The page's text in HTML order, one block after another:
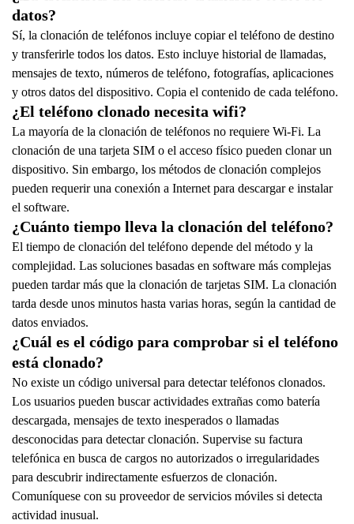
datos?
Sí, la clonación de teléfonos incluye copiar el teléfono de destino
y transferirle todos los datos. Esto incluye historial de llamadas,
mensajes de texto, números de teléfono, fotografías, aplicaciones
y otros datos del dispositivo. Copia el contenido de cada teléfono.
¿El teléfono clonado necesita wifi?
La mayoría de la clonación de teléfonos no requiere Wi-Fi. La
clonación de una tarjeta SIM o el acceso físico pueden clonar un
dispositivo. Sin embargo, los métodos de clonación complejos
pueden requerir una conexión a Internet para descargar e instalar
el software.
¿Cuánto tiempo lleva la clonación del teléfono?
El tiempo de clonación del teléfono depende del método y la
complejidad. Las soluciones basadas en software más complejas
pueden tardar más que la clonación de tarjetas SIM. La clonación
tarda desde unos minutos hasta varias horas, según la cantidad de
datos enviados.
¿Cuál es el código para comprobar si el teléfono
está clonado?
No existe un código universal para detectar teléfonos clonados.
Los usuarios pueden buscar actividades extrañas como batería
descargada, mensajes de texto inesperados o llamadas
desconocidas para detectar clonación. Supervise su factura
telefónica en busca de cargos no autorizados o irregularidades
para descubrir indirectamente esfuerzos de clonación.
Comuníquese con su proveedor de servicios móviles si detecta
actividad inusual.